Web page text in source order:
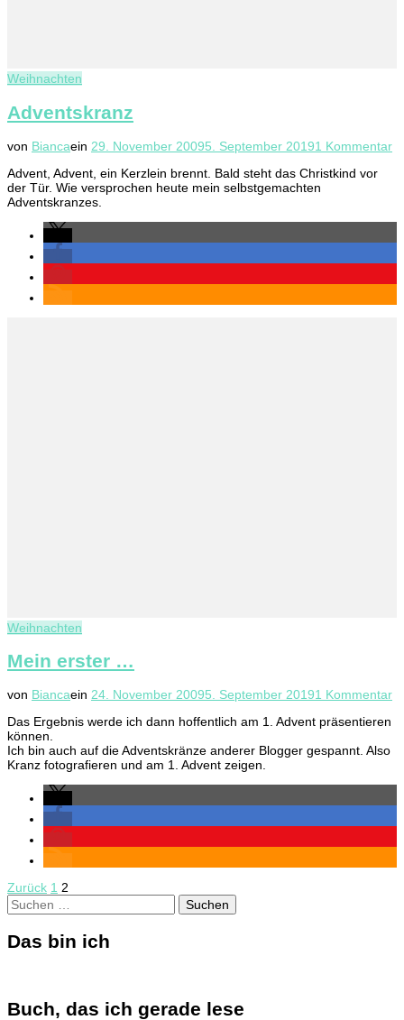
Weihnachten
Adventskranz
von Biancaein 29. November 20095. September 20191 Kommentarzu
Advent, Advent, ein Kerzlein brennt. Bald steht das Christkind vor
der Tür. Wie versprochen heute mein selbstgemachten
Adventskranzes.
Weihnachten
Mein erster …
von Biancaein 24. November 20095. September 20191 Kommentarzu
Das Ergebnis werde ich dann hoffentlich am 1. Advent präsentieren
können.
Ich bin auch auf die Adventskränze anderer Blogger gespannt. Also
Kranz fotografieren und am 1. Advent zeigen.
Seitennummerierung
der
Beiträge
Zurück Seite
1 Seite
2
Suchen
nach:
Das bin ich
Buch, das ich gerade lese